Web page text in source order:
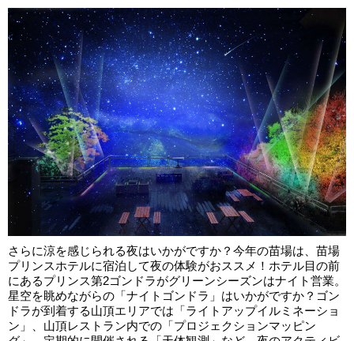
さらに涼を感じられる夜はいかがですか？今年の苗場は、苗場
プリンスホテルに宿泊して夜の体験がおススメ！ホテル目の前
にあるプリンス第2ゴンドラがグリーンシーズンはナイト営業。
星空を眺めながらの「ナイトゴンドラ」はいかがですか？ゴン
ドラが到着する山頂エリアでは「ライトアップイルミネーショ
ン」、山頂レストラン内での「プロジェクションマッピン